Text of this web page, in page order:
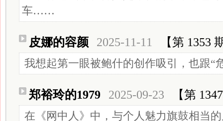
车……
皮娜的容颜 2025-11-11 【第 1353
我想起第一眼被鲍什的创作吸引，也跟“
郑裕玲的1979 2025-09-23 【第
在《网中人》中，与个人魅力旗鼓相当